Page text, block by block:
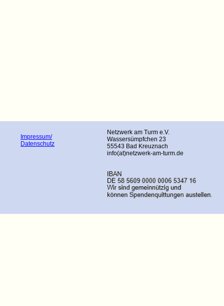
Netzwerk am Turm e.V.
Wassersümpfchen 23
55543 Bad Kreuznach
info(at)netzwerk-am-turm.de
Impressum/
Datenschutz